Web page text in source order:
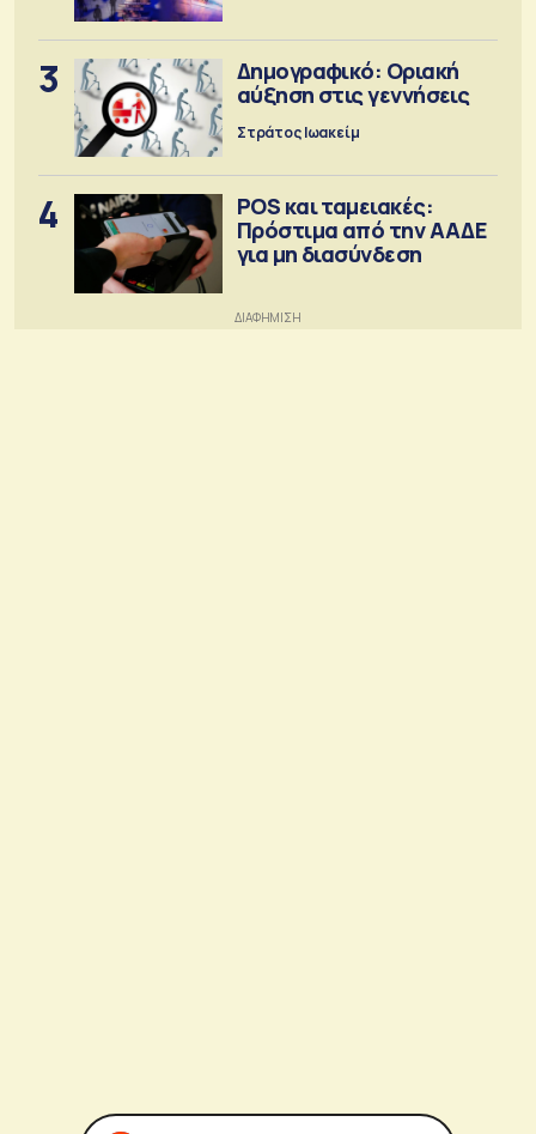
3
Δημογραφικό: Οριακή
αύξηση στις γεννήσεις
Στράτος Ιωακείμ
4
POS και ταμειακές:
Πρόστιμα από την ΑΑΔΕ
για μη διασύνδεση